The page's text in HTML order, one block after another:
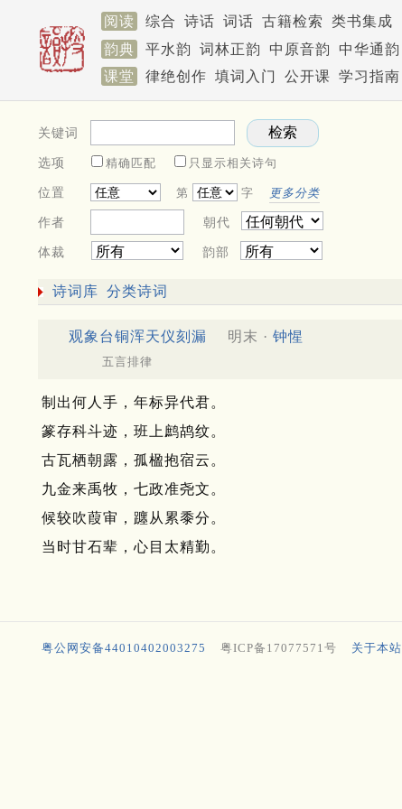
阅读 综合 诗话 词话 古籍检索 类书集成
韵典
平水韵 词林正韵 中原音韵 中华通韵
课堂
律绝创作 填词入门 公开课 学习指南
关键词
选项 精确匹配 只显示相关诗句
位置 第 字 更多分类
作者 朝代
体裁 韵部
诗词库 分类诗词
观象台铜浑天仪刻漏 明末 · 钟惺
五言排律
制出何人手，年标异代君。
篆存科斗迹，班上鹧鸪纹。
古瓦栖朝露，孤楹抱宿云。
九金来禹牧，七政准尧文。
候较吹葭审，躔从累黍分。
当时甘石辈，心目太精勤。
粤公网安备44010402003275 粤ICP备17077571号 关于本站